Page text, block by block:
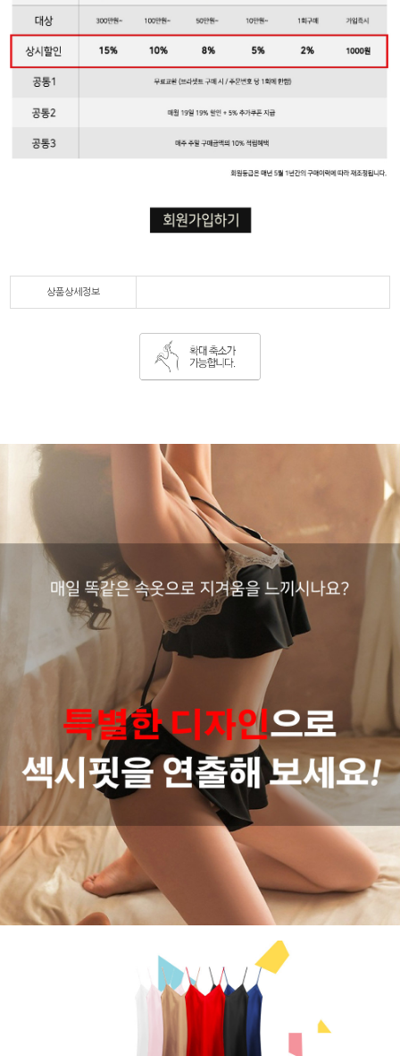
상품상세정보